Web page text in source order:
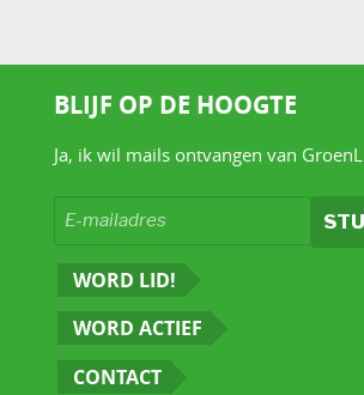
BLIJF OP DE HOOGTE
Ja, ik wil mails ontvangen van
WORD LID!
WORD ACTIEF
CONTACT